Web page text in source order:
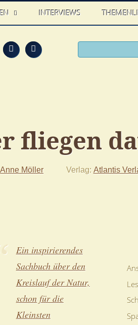
INTERVIEWS
Feed FacebookTwitter
fliegen
Anne Möller Verlag Atlantis
Ein inspirierendes
Sachbuch über den
Kreislauf der Natur,
schon für die
Kleinsten